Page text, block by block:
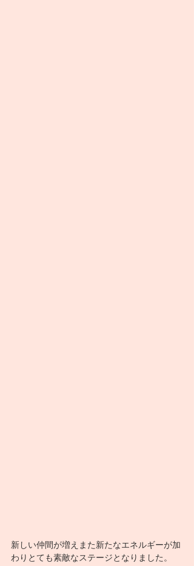
新しい仲間が増えまた新たなエネルギーが加
わりとても素敵なステージとなりました。